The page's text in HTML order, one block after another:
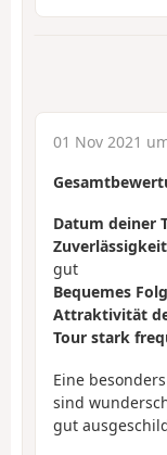
01 Nov 2021
Datum deiner
gut
Bequemes
Attraktivität
Tour stark
Eine
sind
gut